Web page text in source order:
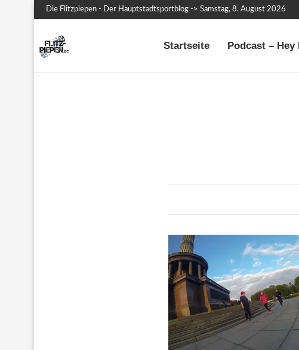
Die Flitzpiepen - Der Hauptstadtsportblog -> Samstag, 8. August 2026
Startseite Podcast –